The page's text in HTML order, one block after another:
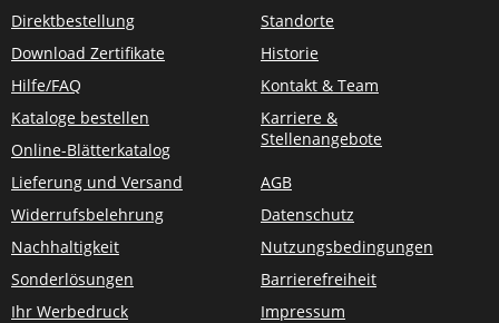
Direktbestellung
Download Zertifikate
Hilfe/FAQ
Kataloge bestellen
Online-Blätterkatalog
Lieferung und Versand
Widerrufsbelehrung
Nachhaltigkeit
Sonderlösungen
Ihr Werbedruck
Standorte
Historie
Kontakt & Team
Karriere &
Stellenangebote
AGB
Datenschutz
Nutzungsbedingungen
Barrierefreiheit
Impressum